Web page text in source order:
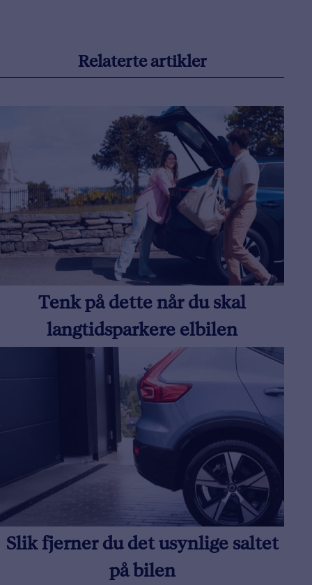
Relaterte artikler
Tenk på dette når du skal
langtidsparkere elbilen
Slik fjerner du det usynlige saltet
på bilen